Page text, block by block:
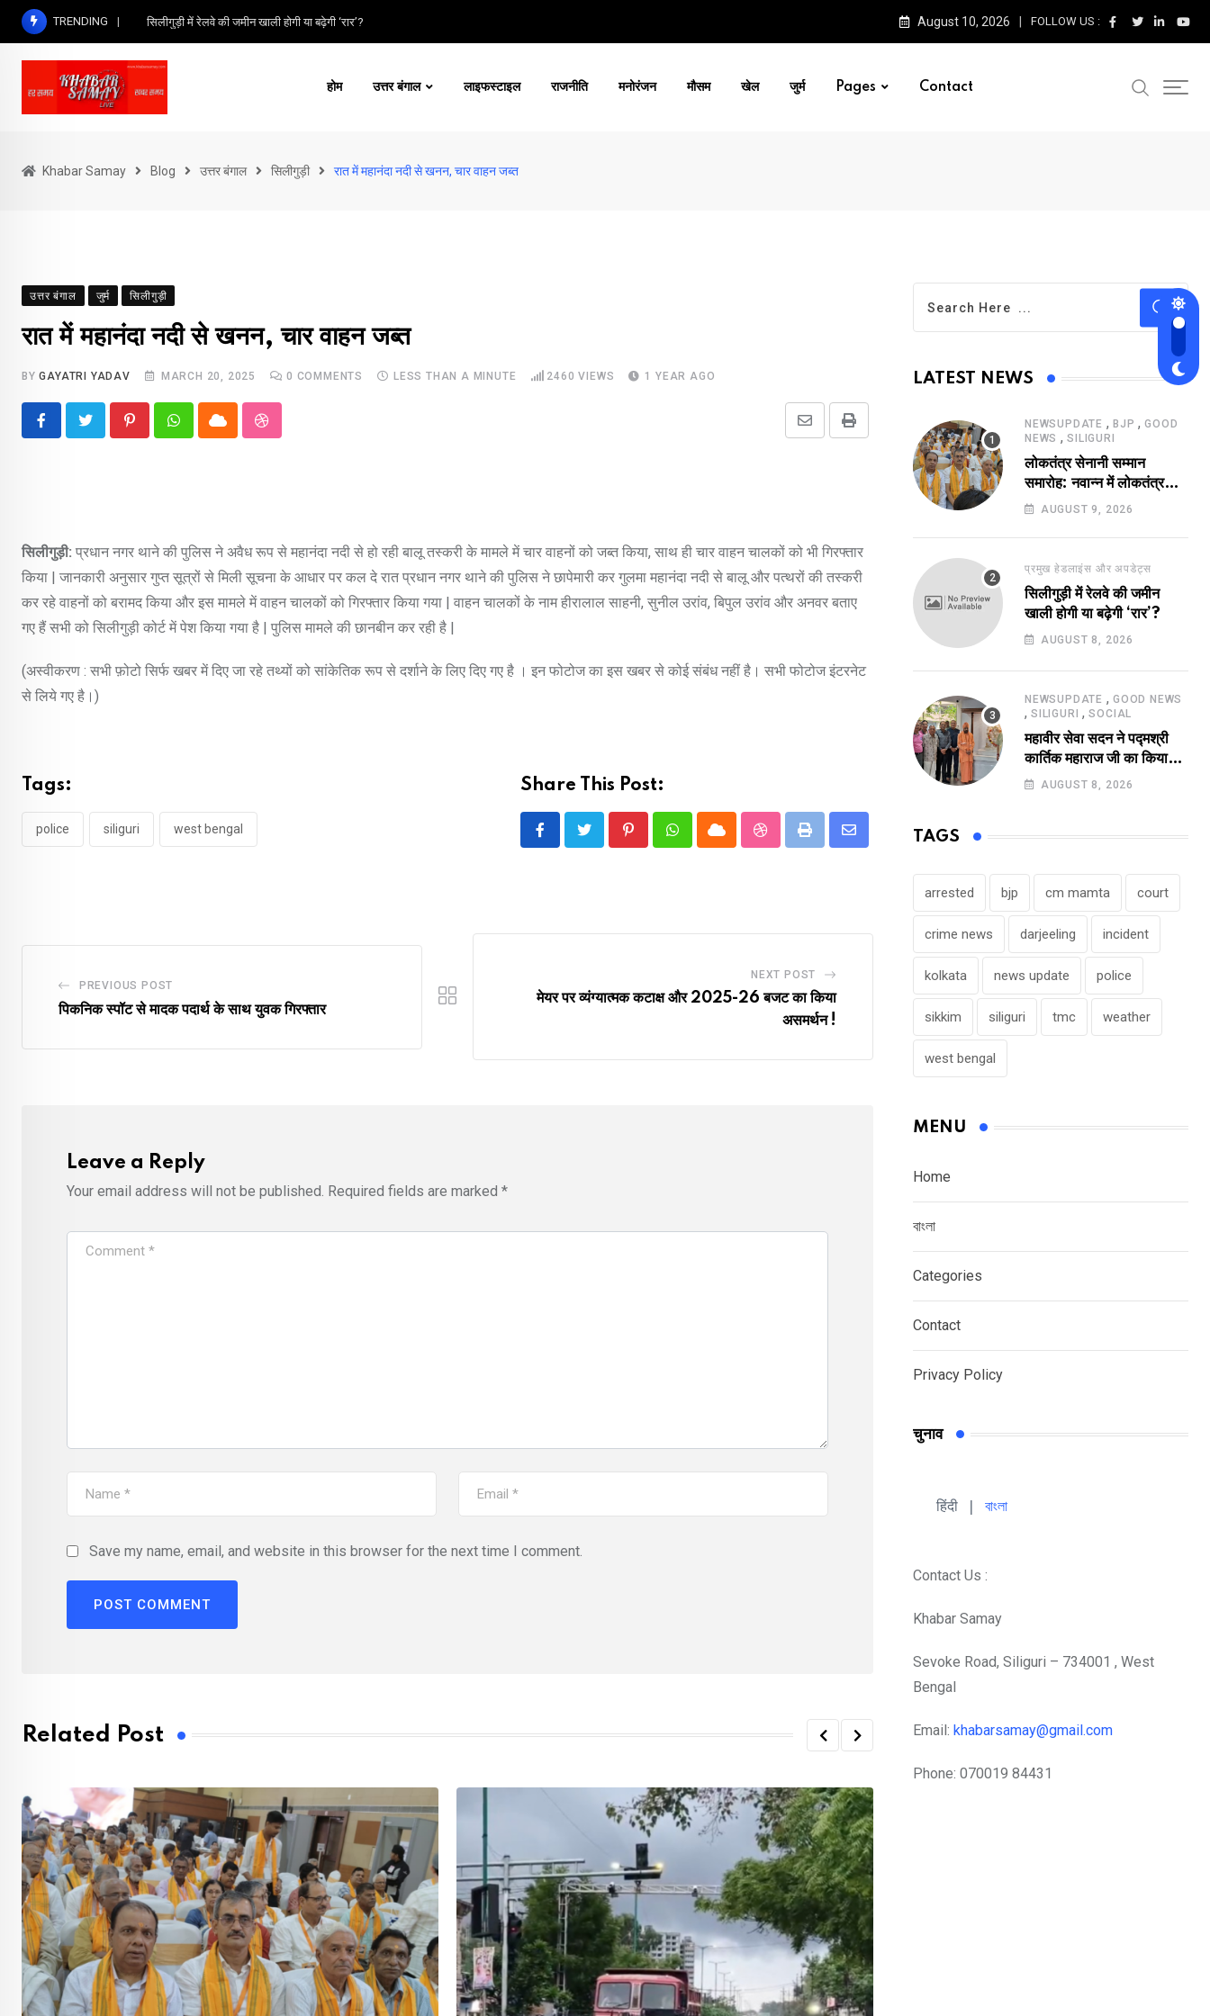
Skip
content
TRENDING सिलीगुड़ी में रेलवे की जमीन खाली होगी या बढ़ेगी ‘रार’? August 10, 2026 FOLLOW US :
होम उत्तर बंगाल लाइफस्टाइल राजनीति मनोरंजन मौसम खेल जुर्म Pages Contact
Khabar Samay Blog उत्तर बंगाल सिलीगुड़ी रात में महानंदा नदी से खनन, चार वाहन जब्त
उत्तर बंगाल जुर्म सिलीगुड़ी
रात में महानंदा नदी से खनन, चार वाहन जब्त
BYGAYATRI YADAV MARCH 20, 2025 0 COMMENTS LESS THAN A MINUTE 2460 VIEWS 1 YEAR AGO
PinterestWhatsappCloud StumbleUpon Print
Share
सिलीगुड़ी: प्रधान नगर थाने की पुलिस ने अवैध रूप से महानंदा नदी से हो रही बालू तस्करी के मामले में चार वाहनों को जब्त किया, साथ ही चार वाहन चालकों को भी गिरफ्तार
किया | जानकारी अनुसार गुप्त सूत्रों से मिली सूचना के आधार पर कल दे रात प्रधान नगर थाने की पुलिस ने छापेमारी कर गुलमा महानंदा नदी से बालू और पत्थरों की तस्करी
कर रहे वाहनों को बरामद किया और इस मामले में वाहन चालकों को गिरफ्तार किया गया | वाहन चालकों के नाम हीरालाल साहनी, सुनील उरांव, बिपुल उरांव और अनवर बताए
गए हैं सभी को सिलीगुड़ी कोर्ट में पेश किया गया है | पुलिस मामले की छानबीन कर रही है |
(अस्वीकरण : सभी फ़ोटो सिर्फ खबर में दिए जा रहे तथ्यों को सांकेतिक रूप से दर्शाने के लिए दिए गए है । इन फोटोज का इस खबर से कोई संबंध नहीं है। सभी फोटोज इंटरनेट
से लिये गए है।)
Tags:
police siliguri west bengal
Share This Post:
PinterestWhatsappCloud StumbleUpon
Print
Share
PREVIOUS POST
पिकनिक स्पॉट से मादक पदार्थ के साथ युवक गिरफ्तार
NEXT POST
मेयर पर व्यंग्यात्मक कटाक्ष और 2025-26 बजट का किया
असमर्थन !
Leave a Reply
Your email address will not be published. Required fields are marked *
Save my name, email, and website in this browser for the next time I comment.
Related Post
LATEST NEWS
NEWSUPDATE , BJP ,GOOD
NEWS ,SILIGURI
लोकतंत्र सेनानी सम्मान
समारोह: नवान्न में लोकतंत्र
सेनानियों को किया गया
AUGUST 9, 2026
प्रमुख हेडलाइंस और अपडेट्स
सिलीगुड़ी में रेलवे की जमीन
खाली होगी या बढ़ेगी ‘रार’?
AUGUST 8, 2026
NEWSUPDATE , GOOD NEWS
, SILIGURI ,SOCIAL
महावीर सेवा सदन ने पद्मश्री
कार्तिक महाराज जी का किया
सम्मान !
AUGUST 8, 2026
TAGS
arrested bjp cm mamta court
crime news darjeeling incident
kolkata news update police
sikkim siliguri tmc weather
west bengal
MENU
Home
বাংলা
Categories
Contact
Privacy Policy
चुनाव
हिंदी | বাংলা
Contact Us :
Khabar Samay
Sevoke Road, Siliguri – 734001 , West
Bengal
Email: khabarsamay@gmail.com
Phone: 070019 84431